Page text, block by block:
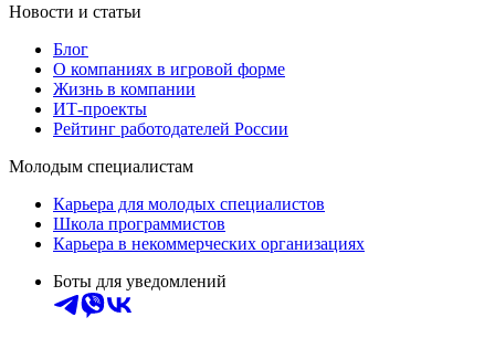
Новости и статьи
Блог
О компаниях в игровой форме
Жизнь в компании
ИТ-проекты
Рейтинг работодателей России
Молодым специалистам
Карьера для молодых специалистов
Школа программистов
Карьера в некоммерческих организациях
Боты для уведомлений